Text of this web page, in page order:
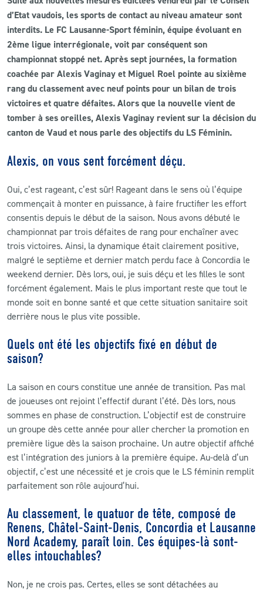
LS ACADEMY CAMPS
MATCH DES CELEBRITES
PRESSE ET MEDIAS
d’Etat vaudois, les sports de contact au niveau amateur sont
interdits. Le FC Lausanne-Sport féminin, équipe évoluant en
2ème ligue interrégionale, voit par conséquent son
championnat stoppé net. Après sept journées, la formation
coachée par Alexis Vaginay et Miguel Roel pointe au sixième
rang du classement avec neuf points pour un bilan de trois
victoires et quatre défaites. Alors que la nouvelle vient de
tomber à ses oreilles, Alexis Vaginay revient sur la décision du
canton de Vaud et nous parle des objectifs du LS Féminin.
Alexis, on vous sent forcément déçu.
Oui, c’est rageant, c’est sûr! Rageant dans le sens où l’équipe
commençait à monter en puissance, à faire fructifier les effort
consentis depuis le début de la saison. Nous avons débuté le
championnat par trois défaites de rang pour enchaîner avec
trois victoires. Ainsi, la dynamique était clairement positive,
malgré le septième et dernier match perdu face à Concordia le
weekend dernier. Dès lors, oui, je suis déçu et les filles le sont
forcément également. Mais le plus important reste que tout le
monde soit en bonne santé et que cette situation sanitaire soit
derrière nous le plus vite possible.
Quels ont été les objectifs fixé en début de
saison?
La saison en cours constitue une année de transition. Pas mal
de joueuses ont rejoint l’effectif durant l’été. Dès lors, nous
sommes en phase de construction. L’objectif est de construire
un groupe dès cette année pour aller chercher la promotion en
première ligue dès la saison prochaine. Un autre objectif affiché
est l’intégration des juniors à la première équipe. Au-delà d’un
objectif, c’est une nécessité et je crois que le LS féminin remplit
parfaitement son rôle aujourd’hui.
Au classement, le quatuor de tête, composé de
Renens, Châtel-Saint-Denis, Concordia et Lausanne
Nord Academy, paraît loin. Ces équipes-là sont-
elles intouchables?
Non, je ne crois pas. Certes, elles se sont détachées au